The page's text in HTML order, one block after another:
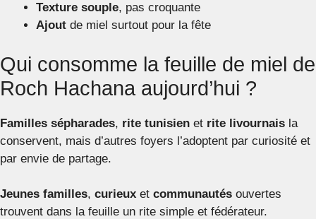
Texture souple, pas croquante
Ajout de miel surtout pour la fête
Qui consomme la feuille de miel de
Roch Hachana aujourd’hui ?
Familles sépharades, rite tunisien et rite livournais la
conservent, mais d’autres foyers l’adoptent par curiosité et
par envie de partage.
Jeunes familles, curieux et communautés ouvertes
trouvent dans la feuille un rite simple et fédérateur.